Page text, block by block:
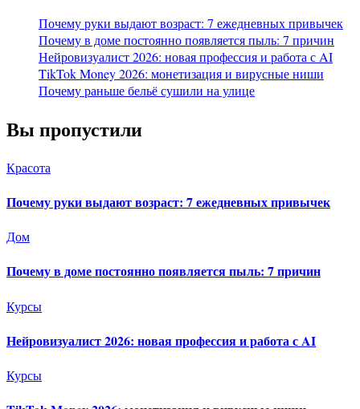
Почему руки выдают возраст: 7 ежедневных привычек
Почему в доме постоянно появляется пыль: 7 причин
Нейровизуалист 2026: новая профессия и работа с AI
TikTok Money 2026: монетизация и вирусные ниши
Почему раньше бельё сушили на улице
Вы пропустили
Красота
Почему руки выдают возраст: 7 ежедневных привычек
Дом
Почему в доме постоянно появляется пыль: 7 причин
Курсы
Нейровизуалист 2026: новая профессия и работа с AI
Курсы